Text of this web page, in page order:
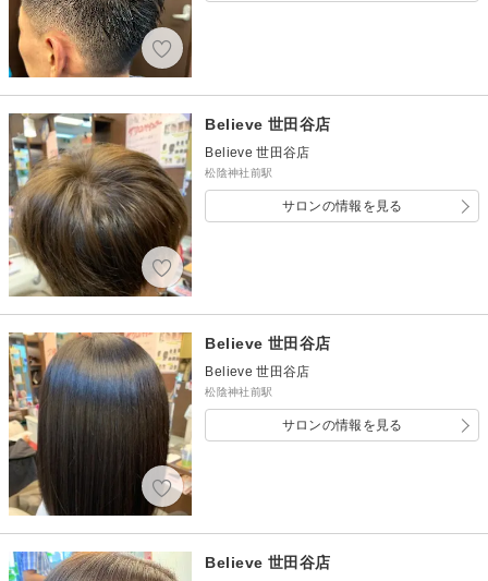
Believe 世田谷店
Believe 世田谷店
松陰神社前駅
サロンの情報を見る
Believe 世田谷店
Believe 世田谷店
松陰神社前駅
サロンの情報を見る
Believe 世田谷店